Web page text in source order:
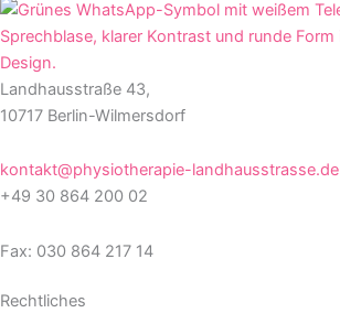
Landhausstraße 43,
10717 Berlin-Wilmersdorf
kontakt@physiotherapie-landhausstrasse.de
+49 30 864 200 02
Fax: 030 864 217 14
Rechtliches